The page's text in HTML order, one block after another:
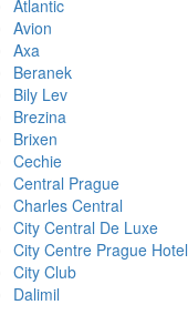
Atlantic
Avion
Axa
Beranek
Bily Lev
Brezina
Brixen
Cechie
Central Prague
Charles Central
City Central De Luxe
City Centre Prague Hotel
City Club
Dalimil